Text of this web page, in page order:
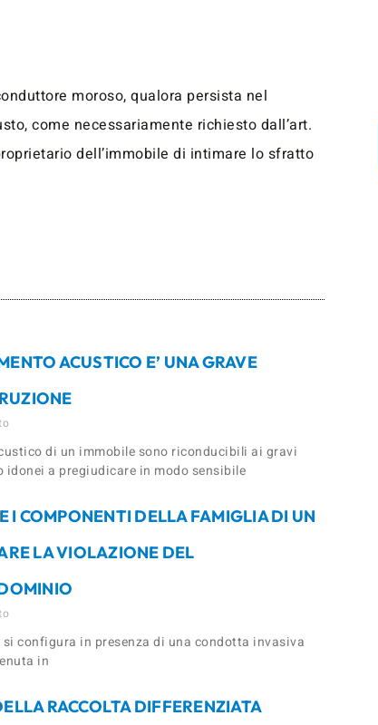
moroso, qualora persista nel
come necessariamente richiesto dall’art.
dell’immobile di intimare lo sfratto
ACUSTICO E’ UNA GRAVE
di un immobile sono riconducibili ai gravi
a pregiudicare in modo sensibile
I COMPONENTI DELLA FAMIGLIA DI UN
LA VIOLAZIONE DEL
configura in presenza di una condotta invasiva
in
RACCOLTA DIFFERENZIATA